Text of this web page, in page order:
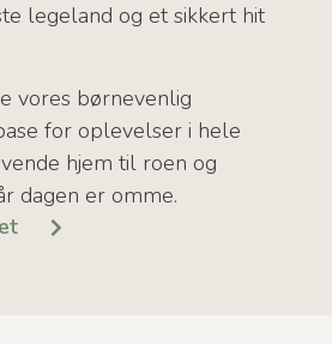
legeland og et sikkert hit
vores børnevenlig
for oplevelser i hele
hjem til roen og
dagen er omme.